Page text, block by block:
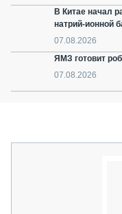
В Китае начал
натрий-ионной
07.08.2026
ЯМЗ готовит
07.08.2026